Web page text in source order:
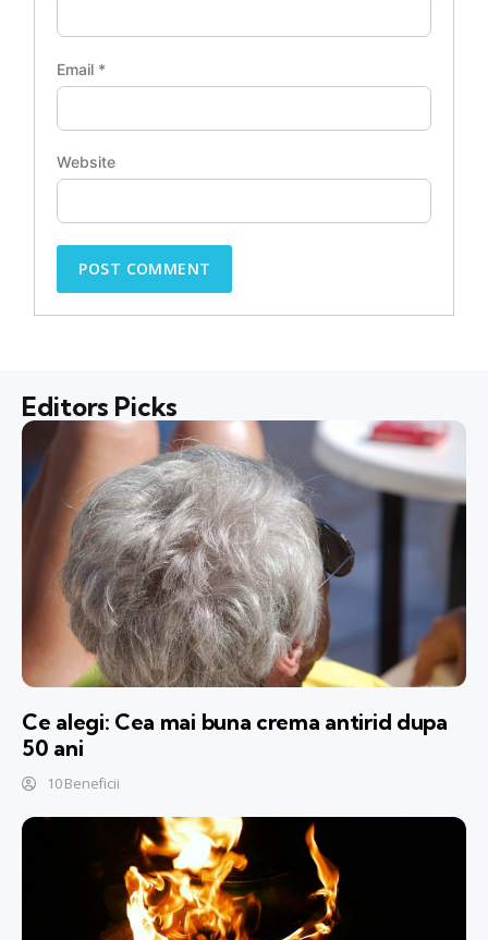
Email *
Website
Editors Picks
Ce alegi: Cea mai buna crema antirid dupa
50 ani
10 Beneficii